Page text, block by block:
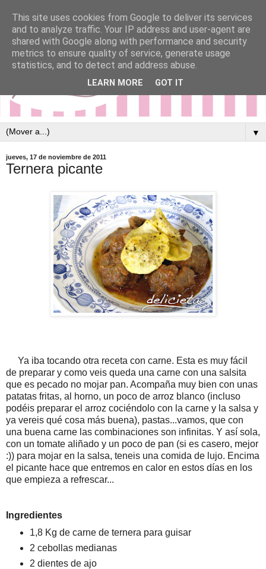
▼
jueves, 17 de noviembre de 2011
Ternera picante
Ya iba tocando otra receta con carne. Esta es muy fácil
de preparar y como veis queda una carne con una salsita
que es pecado no mojar pan. Acompaña muy bien con unas
patatas fritas, al horno, un poco de arroz blanco (incluso
podéis preparar el arroz cociéndolo con la carne y la salsa y
ya vereis qué cosa más buena), pastas...vamos, que con
una buena carne las combinaciones son infinitas. Y así sola,
con un tomate aliñado y un poco de pan (si es casero, mejor
:)) para mojar en la salsa, teneis una comida de lujo. Encima
el picante hace que entremos en calor en estos días en los
que empieza a refrescar...
Ingredientes
1,8 Kg de carne de ternera para guisar
2 cebollas medianas
2 dientes de ajo
This site uses cookies from Google to deliver its services
and to analyze traffic. Your IP address and user-agent are
shared with Google along with performance and security
metrics to ensure quality of service, generate usage
statistics, and to detect and address abuse.
LEARN MORE GOT IT